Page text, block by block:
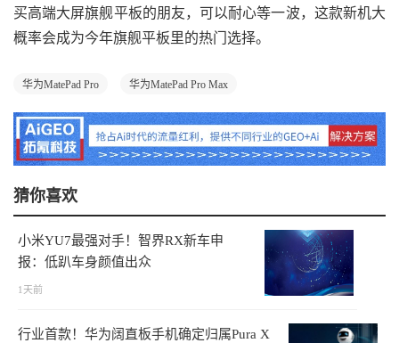
买高端大屏旗舰平板的朋友，可以耐心等一波，这款新机大
概率会成为今年旗舰平板里的热门选择。
华为MatePad Pro 华为MatePad Pro Max
猜你喜欢
小米YU7最强对手！智界RX新车申
报：低趴车身颜值出众
1天前
行业首款！华为阔直板手机确定归属Pura X